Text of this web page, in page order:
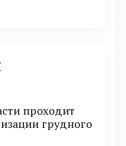
проходит
грудного